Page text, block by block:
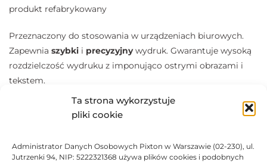
Ta strona wykorzystuje
pliki cookie
Administrator Danych Osobowych Pixton w Warszawie (02-230), ul.
Jutrzenki 94, NIP: 5222321368 używa plików cookies i podobnych
produkt refabrykowany
Przeznaczony do stosowania w urządzeniach biurowych.
Zapewnia szybki i precyzyjnywydruk. Gwarantuje wysoką
rozdzielczość wydruku z imponująco ostrymi obrazami i
tekstem.
Produkty amerykańskiej firmy Katun to ponad 35 lat
doświadczeń w produkcji alternatywnych materiałów
Brother HL-4150 CDN, Brother HL-4570 CDW, Brother HL-